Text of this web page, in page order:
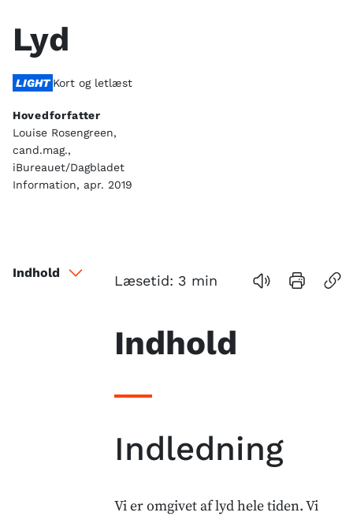
Lyd
LIGHT Kort og letlæst
Hovedforfatter
Louise Rosengreen,
cand.mag.,
iBureauet/Dagbladet
Information, apr. 2019
Indhold Læsetid: 3 min
Indhold
Indledning
Vi er omgivet af lyd hele tiden. Vi